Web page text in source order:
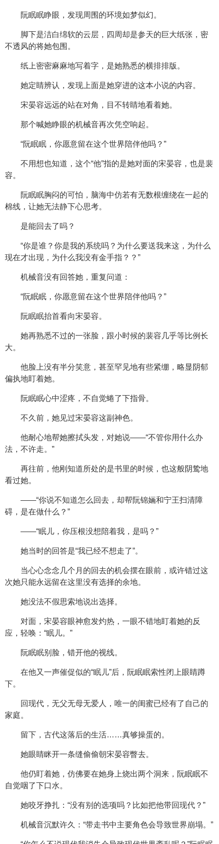
阮眠眠睁眼，发现周围的环境如梦似幻。
脚下是洁白绵软的云层，四周却是参天的巨大纸张，密
不透风的将她包围。
纸上密密麻麻地写着字，是她熟悉的横排排版。
她定睛辨认，发现上面是她穿进的这本小说的内容。
宋晏容远远的站在对角，目不转睛地看着她。
那个喊她睁眼的机械音再次凭空响起。
“阮眠眠，你愿意留在这个世界陪伴他吗？”
不用想也知道，这个“他”指的是她对面的宋晏容，也是裴
容。
阮眠眠胸闷的可怕，脑海中仿若有无数根缠绕在一起的
棉线，让她无法静下心思考。
是能回去了吗？
“你是谁？你是我的系统吗？为什么要送我来这，为什么
现在才出现，为什么我没有金手指？？”
机械音没有回答她，重复问道：
“阮眠眠，你愿意留在这个世界陪伴他吗？”
阮眠眠抬首看向宋晏容。
她再熟悉不过的一张脸，跟小时候的裴容几乎等比例长
大。
他脸上没有半分笑意，甚至罕见地有些紧绷，略显阴郁
偏执地盯着她。
阮眠眠心中涩疼，不自觉蜷了下指骨。
不久前，她见过宋晏容这副神色。
他耐心地帮她擦拭头发，对她说——“不管你用什么办
法，不许走。”
再往前，他刚知道所处的是书里的时候，也这般阴鸷地
看过她。
——“你说不知道怎么回去，却帮阮锦婳和宁王扫清障
碍，是在做什么？”
——“眠儿，你压根没想陪着我，是吗？”
她当时的回答是“我已经不想走了”。
当心心念念几个月的回去的机会摆在眼前，或许错过这
次她只能永远留在这里没有选择的余地。
她没法不假思索地说出选择。
对面，宋晏容眼神愈发灼热，一眼不错地盯着她的反
应，轻唤：“眠儿。”
阮眠眠别脸，错开他的视线。
在他又一声催促似的“眠儿”后，阮眠眠索性闭上眼睛蹲
下。
回现代，无父无母无爱人，唯一的闺蜜已经有了自己的
家庭。
留下，古代这落后的生活……真够操蛋的。
她眼睛眯开一条缝偷偷朝宋晏容瞥去。
他仍盯着她，仿佛要在她身上烧出两个洞来，阮眠眠不
自觉咽了下口水。
她咬牙挣扎：“没有别的选项吗？比如把他带回现代？”
机械音沉默许久：“带走书中主要角色会导致世界崩塌。”